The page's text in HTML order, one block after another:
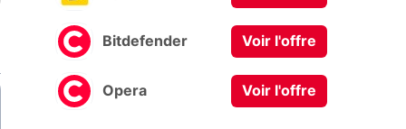
Bitdefender Voir l'offre
Opera Voir l'offre